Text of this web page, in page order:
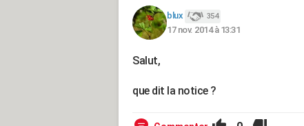
blux 354
17 nov. 2014 à 13:31
Salut,
que dit la notice ?